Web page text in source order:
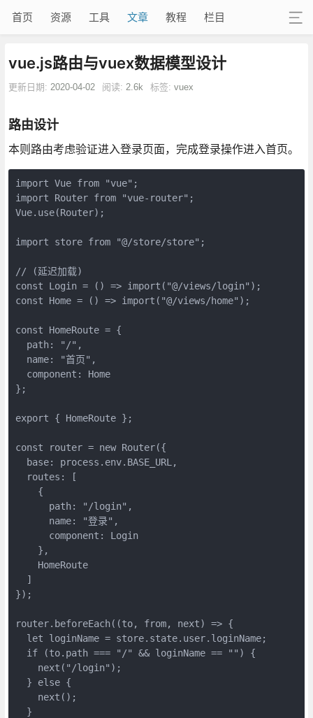
首页 资源 工具 文章 教程 栏目
vue.js路由与vuex数据模型设计
更新日期: 2020-04-02 阅读: 2.6k 标签: vuex
路由设计
本则路由考虑验证进入登录页面，完成登录操作进入首页。
import Vue from "vue";
import Router from "vue-router";
Vue.use(Router);
import store from "@/store/store";
// (延迟加载)
const Login = () => import("@/views/login");
const Home = () => import("@/views/home");
const HomeRoute = {
  path: "/",
  name: "首页",
  component: Home
};
export { HomeRoute };
const router = new Router({
  base: process.env.BASE_URL,
  routes: [
    {
      path: "/login",
      name: "登录",
      component: Login
    },
    HomeRoute
  ]
});
router.beforeEach((to, from, next) => {
  let loginName = store.state.user.loginName;
  if (to.path === "/" && loginName == "") {
    next("/login");
  } else {
    next();
  }